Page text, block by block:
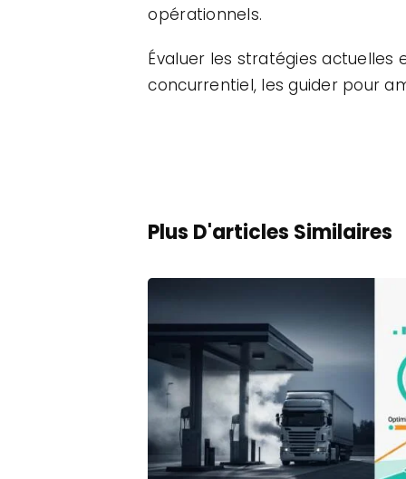
opérationnels.
Évaluer les stratégies
concurrentiel, les guider pour
Plus D'articles Similaires